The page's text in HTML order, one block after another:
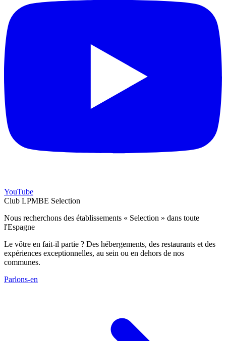
YouTube
Club LPMBE Selection
Nous recherchons des établissements « Selection » dans toute
l'Espagne
Le vôtre en fait-il partie ? Des hébergements, des restaurants et des
expériences exceptionnelles, au sein ou en dehors de nos
communes.
Parlons-en